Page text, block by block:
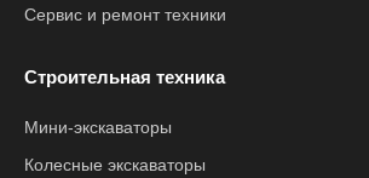
Сервис и ремонт техники
Строительная техника
Мини-экскаваторы
Колесные экскаваторы